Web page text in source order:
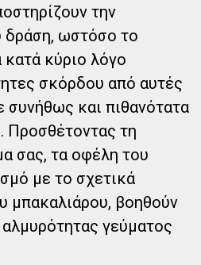
την
δράση, ωστόσο το
κύριο λόγο
σκόρδου από αυτές
και πιθανότατα
Προσθέτοντας τη
σας, τα οφέλη του
με το σχετικά
μπακαλιάρου, βοηθούν
γεύματος